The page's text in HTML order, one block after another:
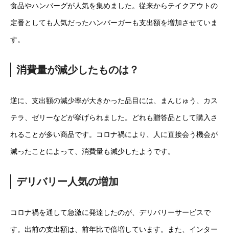
食品やハンバーグが人気を集めました。従来からテイクアウトの
定番としても人気だったハンバーガーも支出額を増加させていま
す。
消費量が減少したものは？
逆に、支出額の減少率が大きかった品目には、まんじゅう、カス
テラ、ゼリーなどが挙げられました。どれも贈答品として購入さ
れることが多い商品です。コロナ禍により、人に直接会う機会が
減ったことによって、消費量も減少したようです。
デリバリー人気の増加
コロナ禍を通して急激に発達したのが、デリバリーサービスで
す。出前の支出額は、前年比で倍増しています。また、インター